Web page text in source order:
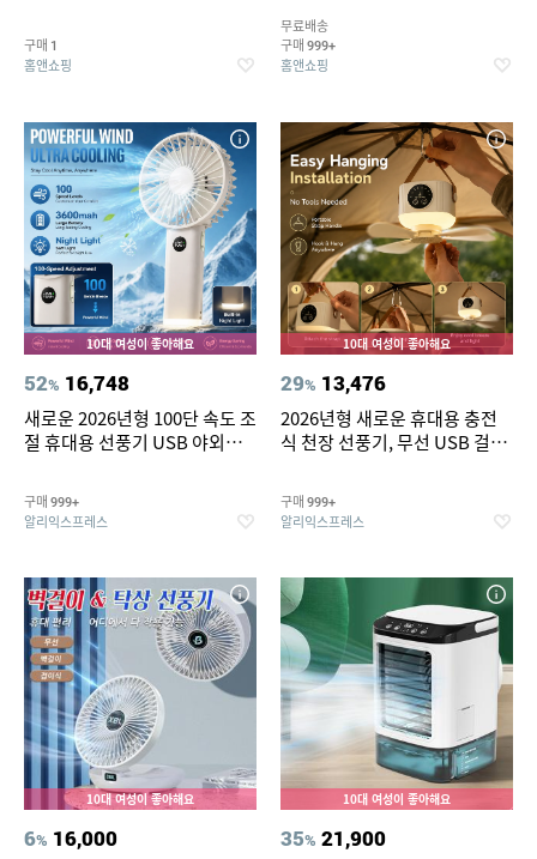
구매 1
홈앤쇼핑
5단 풍속조절
무료배송
구매 999+
홈앤쇼핑
10대 여성이 좋아해요
52% 16,748
새로운 2026년형 100단 속도 조
절 휴대용 선풍기 USB 야외용
선풍기 지능형 디지털 디스플레
이
구매 999+
알리익스프레스
10대 여성이 좋아해요
29% 13,476
2026년형 새로운 휴대용 충전
식 천장 선풍기, 무선 USB 걸이
외 캠핑용)
구매 999+
알리익스프레스
10대 여성이 좋아해요
6% 16,000
10대 여성이 좋아해요
35% 21,900